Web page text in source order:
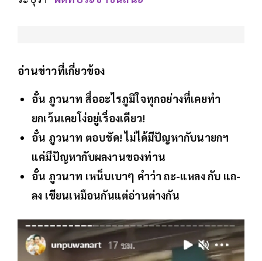
อ่านข่าวที่เกี่ยวข้อง
อั๋น ภูวนาท สื่ออะไรภูมิใจทุกอย่างที่เคยทำ
ยกเว้นเคยโง่อยู่เรื่องเดียว!
อั๋น ภูวนาท ตอบชัด! ไม่ได้มีปัญหากับนายกฯ
แค่มีปัญหากับผลงานของท่าน
อั๋น ภูวนาท เหน็บเบาๆ คำว่า ถะ-แหลง กับ แถ-
ลง เขียนเหมือนกันแต่อ่านต่างกัน